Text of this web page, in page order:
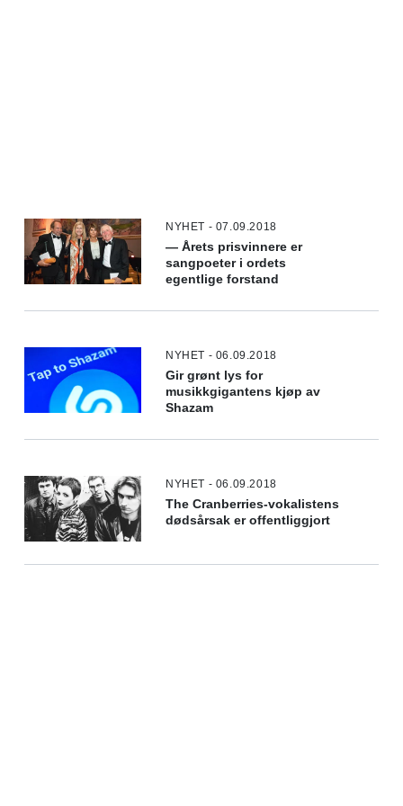
NYHET - 07.09.2018
— Årets prisvinnere er
sangpoeter i ordets
egentlige forstand
NYHET - 06.09.2018
Gir grønt lys for
musikkgigantens kjøp av
Shazam
NYHET - 06.09.2018
The Cranberries-vokalistens
dødsårsak er offentliggjort